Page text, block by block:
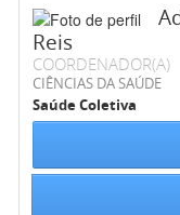
Reis
COORDENADOR(A)
CIÊNCIAS DA SAÚDE
Saúde Coletiva